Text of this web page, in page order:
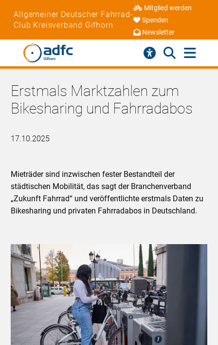
Allgemeiner Deutscher Fahrrad-
Club Kreisverband Gifhorn
Mitglied werden
Spenden
Newsletter
Erstmals Marktzahlen zum
Bikesharing und Fahrradabos
17.10.2025
Mieträder sind inzwischen fester Bestandteil der
städtischen Mobilität, das sagt der Branchenverband
„Zukunft Fahrrad“ und veröffentlichte erstmals Daten zu
Bikesharing und privaten Fahrradabos in Deutschland.